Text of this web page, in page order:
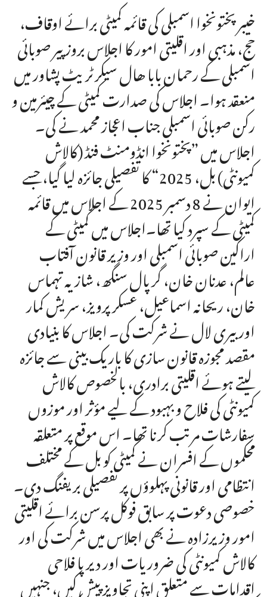
خیبر پختونخوا اسمبلی کی قائمہ کمیٹی برائے اوقاف،
حج، مذہبی اور اقلیتی امور کا اجلاس بروز پیر صوبائی
اسمبلی کے رحمان بابا ھال سیکرٹریٹ پشاور میں
منعقد ہوا۔ اجلاس کی صدارت کمیٹی کے چیئرمین و
رکن صوبائی اسمبلی جناب اعجاز محمد نے کی۔
اجلاس میں ”پختونخوا انڈومنٹ فنڈ (کالاش
کمیونٹی) بل، 2025“ کا تفصیلی جائزہ لیا گیا، جسے
ایوان نے 8 دسمبر 2025 کے اجلاس میں قائمہ
کمیٹی کے سپرد کیا تھا۔اجلاس میں کمیٹی کے
اراکین صوبائی اسمبلی اور وزیر قانون آفتاب
عالم، عدنان خان، گرپال سنگھ، شازیہ تہماس
خان، ریحانہ اسماعیل، عسکر پرویز، سریش کمار
اور بیری لال نے شرکت کی۔ اجلاس کا بنیادی
مقصد مجوزہ قانون سازی کا باریک بینی سے جائزہ
لیتے ہوئے اقلیتی برادری، بالخصوص کالاش
کمیونٹی کی فلاح و بہبود کے لیے مؤثر اور موزوں
سفارشات مرتب کرنا تھا۔ اس موقع پر متعلقہ
محکموں کے افسران نے کمیٹی کو بل کے مختلف
انتظامی اور قانونی پہلوؤں پر تفصیلی بریفنگ دی۔
خصوصی دعوت پر سابق فوکل پرسن برائے اقلیتی
امور وزیرزادہ نے بھی اجلاس میں شرکت کی اور
کالاش کمیونٹی کی ضروریات اور دیرپا فلاحی
اقدامات سے متعلق اپنی تجاویز پیش کیں، جنہیں